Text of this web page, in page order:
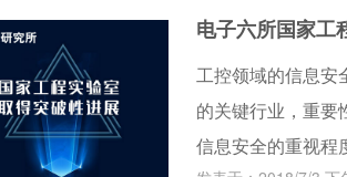
电子六所国家工
工控领域的信息安
的关键行业，重要
信息安全的重视程